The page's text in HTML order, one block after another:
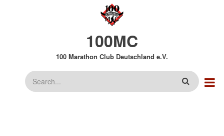
100MC
100 Marathon Club Deutschland e.V.
Suche